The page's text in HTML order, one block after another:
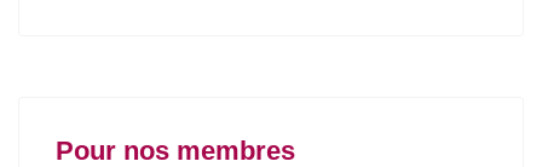
Pour nos membres